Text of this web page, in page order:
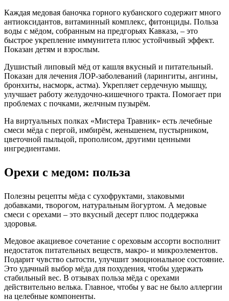
Каждая медовая баночка горного кубанского содержит много
антиоксидантов, витаминный комплекс, фитонциды. Польза
воды с мёдом, собранным на предгорьях Кавказа, – это
быстрое укрепление иммунитета плюс устойчивый эффект.
Показан детям и взрослым.
Душистый липовый мёд от кашля вкусный и питательный.
Показан для лечения ЛОР-заболеваний (ларингиты, ангины,
бронхиты, насморк, астма). Укрепляет сердечную мышцу,
улучшает работу желудочно-кишечного тракта. Помогает при
проблемах с почками, желчным пузырём.
На виртуальных полках «Мистера Травник» есть лечебные
смеси мёда с пергой, имбирём, женьшенем, пустырником,
цветочной пыльцой, прополисом, другими ценными
ингредиентами.
Орехи с медом: польза
Полезны рецепты мёда с сухофруктами, злаковыми
добавками, творогом, натуральным йогуртом. А медовые
смеси с орехами – это вкусный десерт плюс поддержка
здоровья.
Медовое акациевое сочетание с ореховым ассорти восполнит
недостаток питательных веществ, макро- и микроэлементов.
Подарит чувство сытости, улучшит эмоциональное состояние.
Это удачный выбор мёда для похудения, чтобы удержать
стабильный вес. В отзывах польза мёда с орехами
действительно велька. Главное, чтобы у вас не было аллергии
на целебные компоненты.